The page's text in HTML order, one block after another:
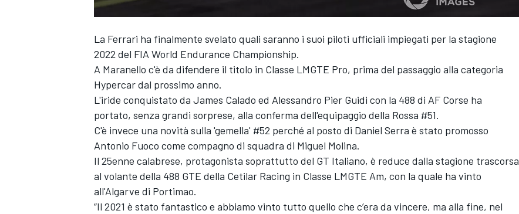
MONOPOSTO
La Ferrari ha finalmente svelato quali saranno i suoi piloti ufficiali impiegati per la stagione
2022 del FIA World Endurance Championship.
A Maranello c'è da difendere il titolo in Classe LMGTE Pro, prima del passaggio alla categoria
Hypercar dal prossimo anno.
L'iride conquistato da James Calado ed Alessandro Pier Guidi con la 488 di AF Corse ha
portato, senza grandi sorprese, alla conferma dell'equipaggio della Rossa #51.
C'è invece una novità sulla 'gemella' #52 perché al posto di Daniel Serra è stato promosso
Antonio Fuoco come compagno di squadra di Miguel Molina.
Il 25enne calabrese, protagonista soprattutto del GT Italiano, è reduce dalla stagione trascorsa
al volante della 488 GTE della Cetilar Racing in Classe LMGTE Am, con la quale ha vinto
all'Algarve di Portimao.
“Il 2021 è stato fantastico e abbiamo vinto tutto quello che c’era da vincere, ma alla fine, nel